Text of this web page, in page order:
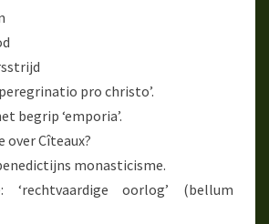
pro christo’.
begrip ‘emporia’.
over Cîteaux?
monasticisme.
‘rechtvaardige oorlog’ (bellum